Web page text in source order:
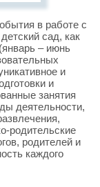
в работе с
сад, как
– июнь
и
и
занятия
деятельности,
родительские
родителей и
каждого